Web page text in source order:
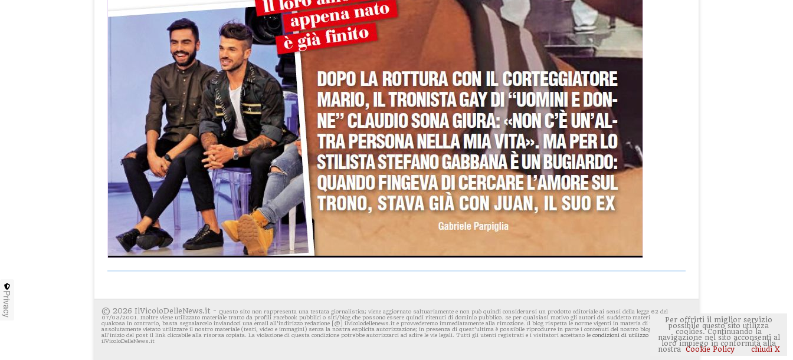
© 2026 IlVicoloDelleNews.it - Questo sito non rappresenta una testata giornalistica; viene aggiornato saltuariamente e non può quindi considerarsi un prodotto editoriale ai sensi della legge 62 del
07/03/2001. Inoltre viene utilizzato materiale tratto da profili Facebook pubblici o siti/blog che possono essere quindi ritenuti di dominio pubblico. Se per qualsiasi motivo gli autori del suddetto materiale avessero
qualcosa in contrario, basta segnalarcelo inviandoci una email all'indirizzo redazione [@] ilvicolodellenews.it e provvederemo immediatamente alla rimozione. Il blog rispetta le norme vigenti in materia di privacy. E'
assolutamente vietato utilizzare il nostro materiale (testi, video e immagini) senza la nostra esplicita autorizzazione; in presenza di quest'ultima è possibile riprodurre in parte i contenuti del nostro blog ponendo
all'inizio del post il link cliccabile alla risorsa copiata. La violazione di questa condizione potrebbe autorizzarci ad adire le vie legali. Tutti gli utenti registrati e i visitatori accettano le condizioni di utilizzo del sito
ilVicoloDelleNews.it
Per offrirti il miglior servizio
possibile questo sito utilizza
cookies. Continuando la
navigazione nel sito acconsenti al
loro impiego in conformità alla
nostra Cookie Policy chiudi X
Privacy